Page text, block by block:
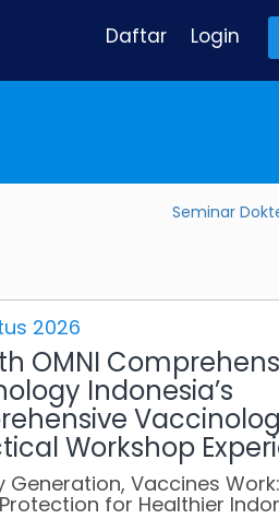
Login
Daftar
Seminar
2026
OMNI
Indonesia’s
Workshop
Generation, Vaccines
for Healthier